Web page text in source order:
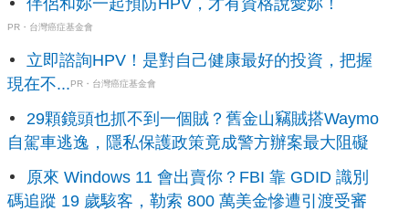
PR・台灣癌症基金會
立即諮詢HPV！是對自己健康最好的投資，把握
現在不...PR・台灣癌症基金會
29顆鏡頭也抓不到一個賊？舊金山竊賊搭Waymo
自駕車逃逸，隱私保護政策竟成警方辦案最大阻礙
原來 Windows 11 會出賣你？FBI 靠 GDID 識別
碼追蹤 19 歲駭客，勒索 800 萬美金慘遭引渡受審